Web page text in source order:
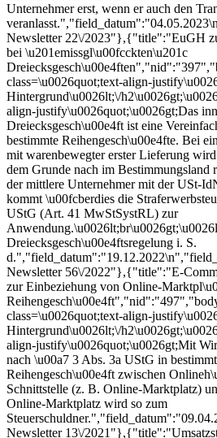
Unternehmer erst, wenn er auch den
Newsletter 22\/2023"},{"title":"EuGH
bei \u201emissgl\u00fcckten\u201c
class=\u0026quot;text-align-
Hintergrund\u0026lt;\/
align-justify\u0026quot;\u0026gt;Das
Dreiecksgesch\u00e4ft ist eine
bestimmte Reihengesch\u00e4fte. Bei
mit warenbewegter erster Lieferung
dem Grunde nach im
der mittlere Unternehmer mit der USt-
kommt \u00fcberdies die
UStG (Art. 41 MwStSystRL) zur
Dreiecksgesch\u00e4ftsregelung i. S.
Newsletter 56\/2022"},{"title":"E-
zur Einbeziehung von Online-
class=\u0026quot;text-align-
Hintergrund\u0026lt;\/
align-justify\u0026quot;\u0026gt;Mit
nach \u00a7 3 Abs. 3a UStG in
Reihengesch\u00e4ft zwischen
Schnittstelle (z. B. Online-Marktplatz)
Online-Marktplatz wird so zum
Newsletter 13\/